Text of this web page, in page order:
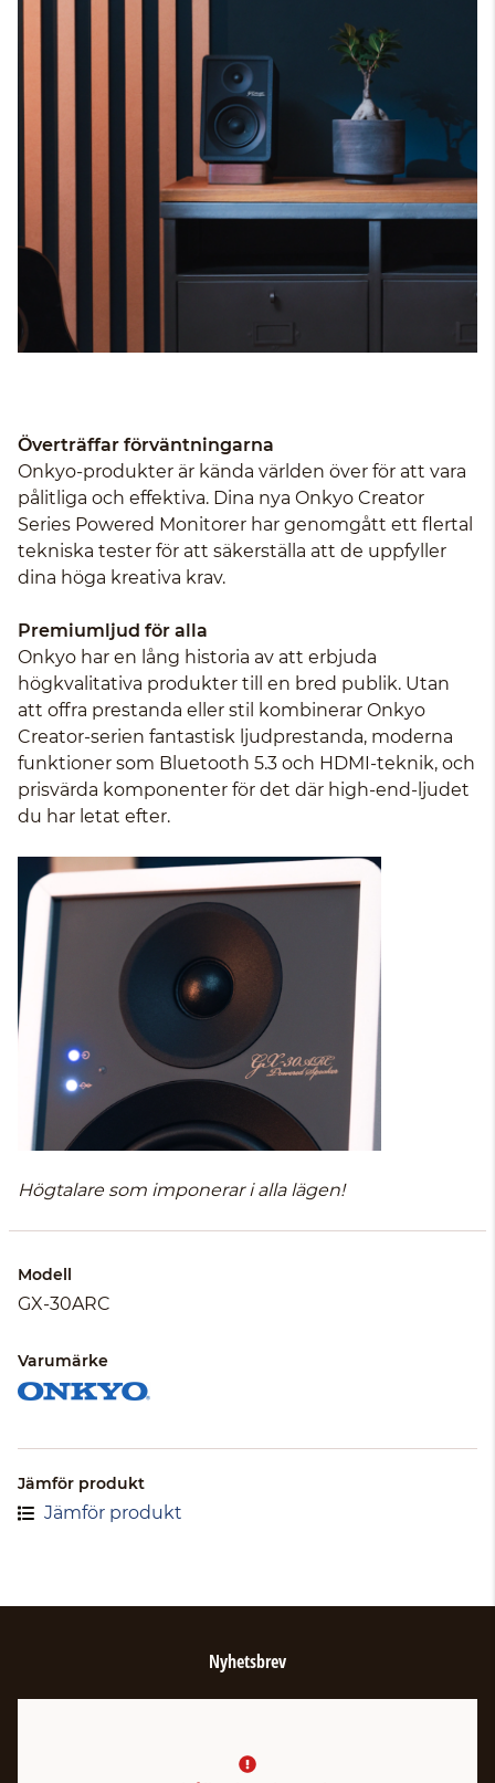
Överträffar förväntningarna
Onkyo-produkter är kända världen över för att vara
pålitliga och effektiva. Dina nya Onkyo Creator
Series Powered Monitorer har genomgått ett flertal
tekniska tester för att säkerställa att de uppfyller
dina höga kreativa krav.
Premiumljud för alla
Onkyo har en lång historia av att erbjuda
högkvalitativa produkter till en bred publik. Utan
att offra prestanda eller stil kombinerar Onkyo
Creator-serien fantastisk ljudprestanda, moderna
funktioner som Bluetooth 5.3 och HDMI-teknik, och
prisvärda komponenter för det där high-end-ljudet
du har letat efter.
Högtalare som imponerar i alla lägen!
Modell
GX-30ARC
Varumärke
Jämför produkt
Jämför produkt
Nyhetsbrev